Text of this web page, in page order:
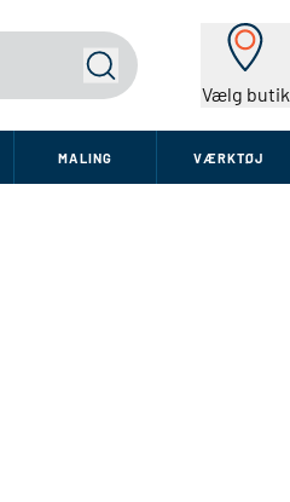
Vælg butik
Søg
MALING VÆRKTØJ